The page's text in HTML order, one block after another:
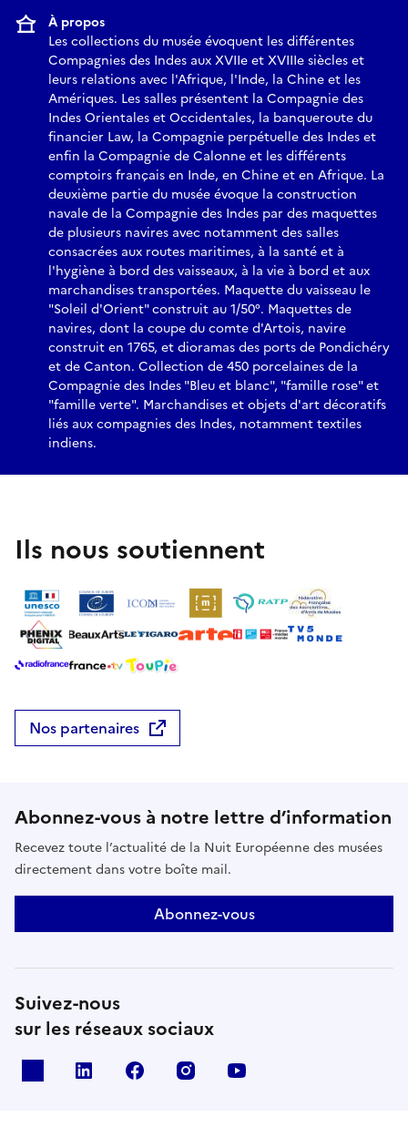
À propos
Les collections du musée évoquent les différentes
Compagnies des Indes aux XVIIe et XVIIIe siècles et
leurs relations avec l'Afrique, l'Inde, la Chine et les
Amériques. Les salles présentent la Compagnie des
Indes Orientales et Occidentales, la banqueroute du
financier Law, la Compagnie perpétuelle des Indes et
enfin la Compagnie de Calonne et les différents
comptoirs français en Inde, en Chine et en Afrique. La
deuxième partie du musée évoque la construction
navale de la Compagnie des Indes par des maquettes
de plusieurs navires avec notamment des salles
consacrées aux routes maritimes, à la santé et à
l'hygiène à bord des vaisseaux, à la vie à bord et aux
marchandises transportées. Maquette du vaisseau le
"Soleil d'Orient" construit au 1/50°. Maquettes de
navires, dont la coupe du comte d'Artois, navire
construit en 1765, et dioramas des ports de Pondichéry
et de Canton. Collection de 450 porcelaines de la
Compagnie des Indes "Bleu et blanc", "famille rose" et
"famille verte". Marchandises et objets d'art décoratifs
liés aux compagnies des Indes, notamment textiles
indiens.
Ils nous soutiennent
Nos partenaires
Abonnez-vous à notre lettre d’information
Recevez toute l’actualité de la Nuit Européenne des musées
directement dans votre boîte mail.
Abonnez-vous
Suivez-nous
sur les réseaux sociaux
Linkedin Facebook Instagram